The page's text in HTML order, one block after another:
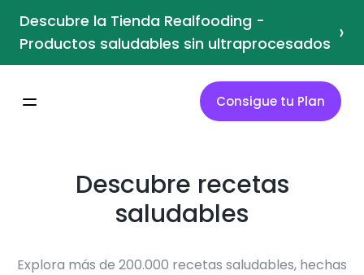
Descubre la Tienda Realfooding -
Productos saludables sin ultraprocesados ›
Consigue tu Plan
Descubre recetas
saludables
Explora más de 200.000 recetas saludables, hechas